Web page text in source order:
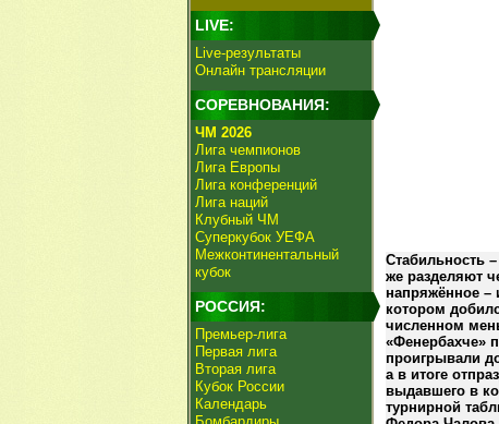
LIVE:
Live-результаты
Онлайн трансляции
СОРЕВНОВАНИЯ:
ЧМ 2026
Лига чемпионов
Лига Европы
Лига конференций
Лига наций
Клубный ЧМ
Суперкубок УЕФА
Межконтинентальный
кубок
РОССИЯ:
Премьер-лига
Первая лига
Вторая лига
Кубок России
Календарь
Стабильность
же разделяют
напряжённое –
котором
численном
«Фенербахче»
проигрывали
а в итоге
выдавшего в
турнирной